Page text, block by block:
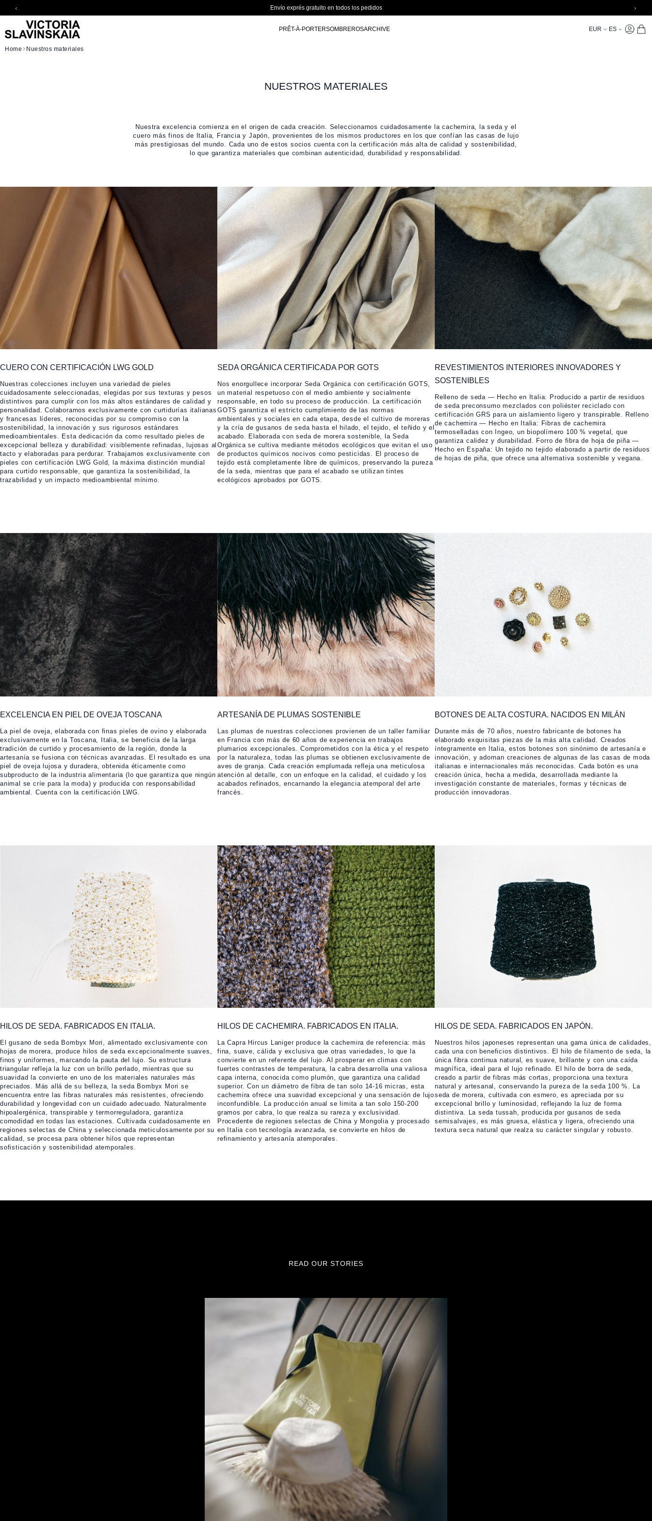
‹ Envío exprés gratuito en todos los pedidos ›
Skip to Content
Currency
EUR Language
ES
My
PRÊT-À-PORTERSOMBREROSARCHIVE
Home Nuestros materiales
NUESTROS MATERIALES
Nuestra excelencia comienza en el origen de cada creación. Seleccionamos cuidadosamente la cachemira, la seda y el
cuero más finos de Italia, Francia y Japón, provenientes de los mismos productores en los que confían las casas de lujo
más prestigiosas del mundo. Cada uno de estos socios cuenta con la certificación más alta de calidad y sostenibilidad,
lo que garantiza materiales que combinan autenticidad, durabilidad y responsabilidad.
CUERO CON CERTIFICACIÓN LWG GOLD
Nuestras colecciones incluyen una variedad de pieles
cuidadosamente seleccionadas, elegidas por sus texturas y pesos
distintivos para cumplir con los más altos estándares de calidad y
personalidad. Colaboramos exclusivamente con curtidurías italianas
y francesas líderes, reconocidas por su compromiso con la
sostenibilidad, la innovación y sus rigurosos estándares
medioambientales. Esta dedicación da como resultado pieles de
excepcional belleza y durabilidad: visiblemente refinadas, lujosas al
tacto y elaboradas para perdurar. Trabajamos exclusivamente con
pieles con certificación LWG Gold, la máxima distinción mundial
para curtido responsable, que garantiza la sostenibilidad, la
trazabilidad y un impacto medioambiental mínimo.
SEDA ORGÁNICA CERTIFICADA POR GOTS
Nos enorgullece incorporar Seda Orgánica con certificación GOTS,
un material respetuoso con el medio ambiente y socialmente
responsable, en todo su proceso de producción. La certificación
GOTS garantiza el estricto cumplimiento de las normas
ambientales y sociales en cada etapa, desde el cultivo de moreras
y la cría de gusanos de seda hasta el hilado, el tejido, el teñido y el
acabado. Elaborada con seda de morera sostenible, la Seda
Orgánica se cultiva mediante métodos ecológicos que evitan el uso
de productos químicos nocivos como pesticidas. El proceso de
tejido está completamente libre de químicos, preservando la pureza
de la seda, mientras que para el acabado se utilizan tintes
ecológicos aprobados por GOTS.
REVESTIMIENTOS INTERIORES INNOVADORES Y
SOSTENIBLES
Relleno de seda — Hecho en Italia: Producido a partir de residuos
de seda preconsumo mezclados con poliéster reciclado con
certificación GRS para un aislamiento ligero y transpirable. Relleno
de cachemira — Hecho en Italia: Fibras de cachemira
termoselladas con Ingeo, un biopolímero 100 % vegetal, que
garantiza calidez y durabilidad. Forro de fibra de hoja de piña —
Hecho en España: Un tejido no tejido elaborado a partir de residuos
de hojas de piña, que ofrece una alternativa sostenible y vegana.
EXCELENCIA EN PIEL DE OVEJA TOSCANA
La piel de oveja, elaborada con finas pieles de ovino y elaborada
exclusivamente en la Toscana, Italia, se beneficia de la larga
tradición de curtido y procesamiento de la región, donde la
artesanía se fusiona con técnicas avanzadas. El resultado es una
piel de oveja lujosa y duradera, obtenida éticamente como
subproducto de la industria alimentaria (lo que garantiza que ningún
animal se críe para la moda) y producida con responsabilidad
ambiental. Cuenta con la certificación LWG.
ARTESANÍA DE PLUMAS SOSTENIBLE
Las plumas de nuestras colecciones provienen de un taller familiar
en Francia con más de 60 años de experiencia en trabajos
plumarios excepcionales. Comprometidos con la ética y el respeto
por la naturaleza, todas las plumas se obtienen exclusivamente de
aves de granja. Cada creación emplumada refleja una meticulosa
atención al detalle, con un enfoque en la calidad, el cuidado y los
acabados refinados, encarnando la elegancia atemporal del arte
francés.
BOTONES DE ALTA COSTURA. NACIDOS EN MILÁN
Durante más de 70 años, nuestro fabricante de botones ha
elaborado exquisitas piezas de la más alta calidad. Creados
íntegramente en Italia, estos botones son sinónimo de artesanía e
innovación, y adornan creaciones de algunas de las casas de moda
italianas e internacionales más reconocidas. Cada botón es una
creación única, hecha a medida, desarrollada mediante la
investigación constante de materiales, formas y técnicas de
producción innovadoras.
HILOS DE SEDA. FABRICADOS EN ITALIA.
El gusano de seda Bombyx Mori, alimentado exclusivamente con
hojas de morera, produce hilos de seda excepcionalmente suaves,
finos y uniformes, marcando la pauta del lujo. Su estructura
triangular refleja la luz con un brillo perlado, mientras que su
suavidad la convierte en uno de los materiales naturales más
preciados. Más allá de su belleza, la seda Bombyx Mori se
encuentra entre las fibras naturales más resistentes, ofreciendo
durabilidad y longevidad con un cuidado adecuado. Naturalmente
hipoalergénica, transpirable y termorreguladora, garantiza
comodidad en todas las estaciones. Cultivada cuidadosamente en
regiones selectas de China y seleccionada meticulosamente por su
calidad, se procesa para obtener hilos que representan
sofisticación y sostenibilidad atemporales.
HILOS DE CACHEMIRA. FABRICADOS EN ITALIA.
La Capra Hircus Laniger produce la cachemira de referencia: más
fina, suave, cálida y exclusiva que otras variedades, lo que la
convierte en un referente del lujo. Al prosperar en climas con
fuertes contrastes de temperatura, la cabra desarrolla una valiosa
capa interna, conocida como plumón, que garantiza una calidad
superior. Con un diámetro de fibra de tan solo 14-16 micras, esta
cachemira ofrece una suavidad excepcional y una sensación de lujo
inconfundible. La producción anual se limita a tan solo 150-200
gramos por cabra, lo que realza su rareza y exclusividad.
Procedente de regiones selectas de China y Mongolia y procesado
en Italia con tecnología avanzada, se convierte en hilos de
refinamiento y artesanía atemporales.
HILOS DE SEDA. FABRICADOS EN JAPÓN.
Nuestros hilos japoneses representan una gama única de calidades,
cada una con beneficios distintivos. El hilo de filamento de seda, la
única fibra continua natural, es suave, brillante y con una caída
magnífica, ideal para el lujo refinado. El hilo de borra de seda,
creado a partir de fibras más cortas, proporciona una textura
natural y artesanal, conservando la pureza de la seda 100 %. La
seda de morera, cultivada con esmero, es apreciada por su
excepcional brillo y luminosidad, reflejando la luz de forma
distintiva. La seda tussah, producida por gusanos de seda
semisalvajes, es más gruesa, elástica y ligera, ofreciendo una
textura seca natural que realza su carácter singular y robusto.
READ OUR STORIES